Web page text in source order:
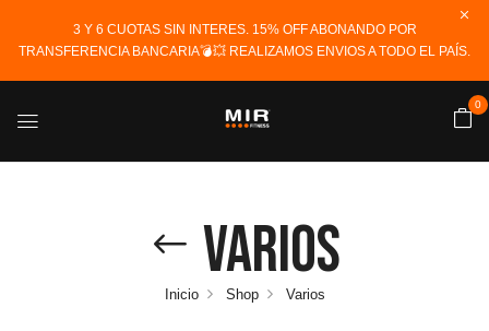
3 Y 6 CUOTAS SIN INTERES. 15% OFF ABONANDO POR
TRANSFERENCIA BANCARIA💣💥 REALIZAMOS ENVIOS A TODO EL PAÍS.
0
Varios
Inicio Shop Varios